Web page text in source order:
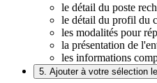
le détail du poste
le détail du profil du
les modalités pour
la présentation de
les informations
5. Ajouter à votre sélection